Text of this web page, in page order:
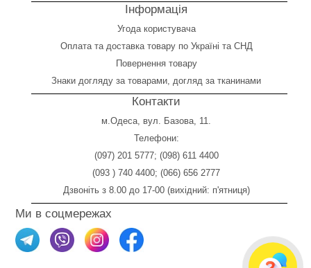
Інформація
Угода користувача
Оплата та доставка товару по Україні та СНД
Повернення товару
Знаки догляду за товарами, догляд за тканинами
Контакти
м.Одеса, вул. Базова, 11.
Телефони:
(097) 201 5777; (098) 611 4400
(093 ) 740 4400; (066) 656 2777
Дзвоніть з 8.00 до 17-00 (вихідний: п'ятниця)
Ми в соцмережах